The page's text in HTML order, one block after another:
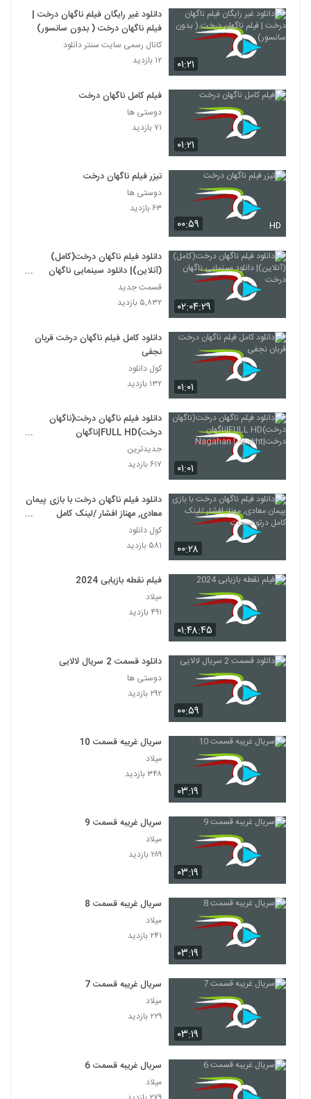
۰۱:۲۱
دانلود غیر رایگان فیلم ناگهان درخت |
فیلم ناگهان درخت ( بدون سانسور)
کانال رسمی سایت سنتر دانلود
۱۲ بازدید
۰۱:۲۱
فیلم کامل ناگهان درخت
دوستی ها
۷۱ بازدید
۰۰:۵۹ HD
تیزر فیلم ناگهان درخت
دوستی ها
۶۳ بازدید
۰۲:۰۴:۲۹
دانلود فیلم ناگهان درخت(کامل)
(آنلاین)| دانلود سینمایی ناگهان
درخت
قسمت جدید
۵,۸۳۲ بازدید
۰۱:۰۱
دانلود کامل فیلم ناگهان درخت قربان
نجفی
کول دانلود
۱۳۲ بازدید
۰۱:۰۱
دانلود فیلم ناگهان درخت(ناگهان
درخت)FULL HD|ناگهان
درخت|Nagahan Derakht
جدیدترین
۶۱۷ بازدید
۰۰:۲۸
دانلود فیلم ناگهان درخت با بازی پیمان
معادی, مهناز افشار /لینک کامل
درتوضیحات
کول دانلود
۵۸۱ بازدید
۰۱:۴۸:۴۵
فیلم نقطه بازیابی 2024
میلاد
۴۹۱ بازدید
۰۰:۵۹
دانلود قسمت 2 سریال لالایی
دوستی ها
۲۹۲ بازدید
۰۳:۱۹
سریال غریبه قسمت 10
میلاد
۳۴۸ بازدید
۰۳:۱۹
سریال غریبه قسمت 9
میلاد
۲۸۹ بازدید
۰۳:۱۹
سریال غریبه قسمت 8
میلاد
۲۴۱ بازدید
۰۳:۱۹
سریال غریبه قسمت 7
میلاد
۲۲۹ بازدید
سریال غریبه قسمت 6
میلاد